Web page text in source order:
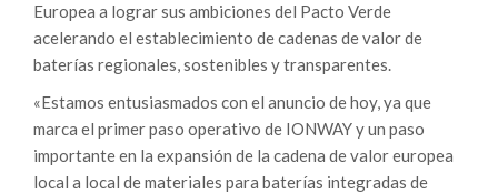
Europea a lograr sus ambiciones del Pacto Verde
acelerando el establecimiento de cadenas de valor de
baterías regionales, sostenibles y transparentes.
«Estamos entusiasmados con el anuncio de hoy, ya que
marca el primer paso operativo de IONWAY y un paso
importante en la expansión de la cadena de valor europea
local a local de materiales para baterías integradas de